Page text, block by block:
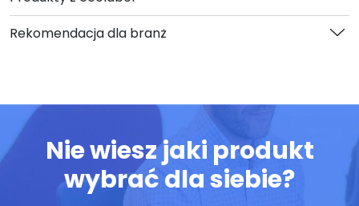
Rekomendacja dla branż
Nie wiesz jaki produkt
wybrać dla siebie?